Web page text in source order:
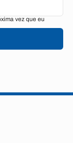
vez que eu